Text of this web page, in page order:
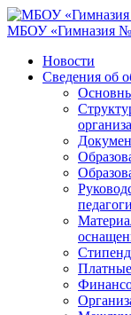
МБОУ «Гимназия
Новости
Сведения об
Платные